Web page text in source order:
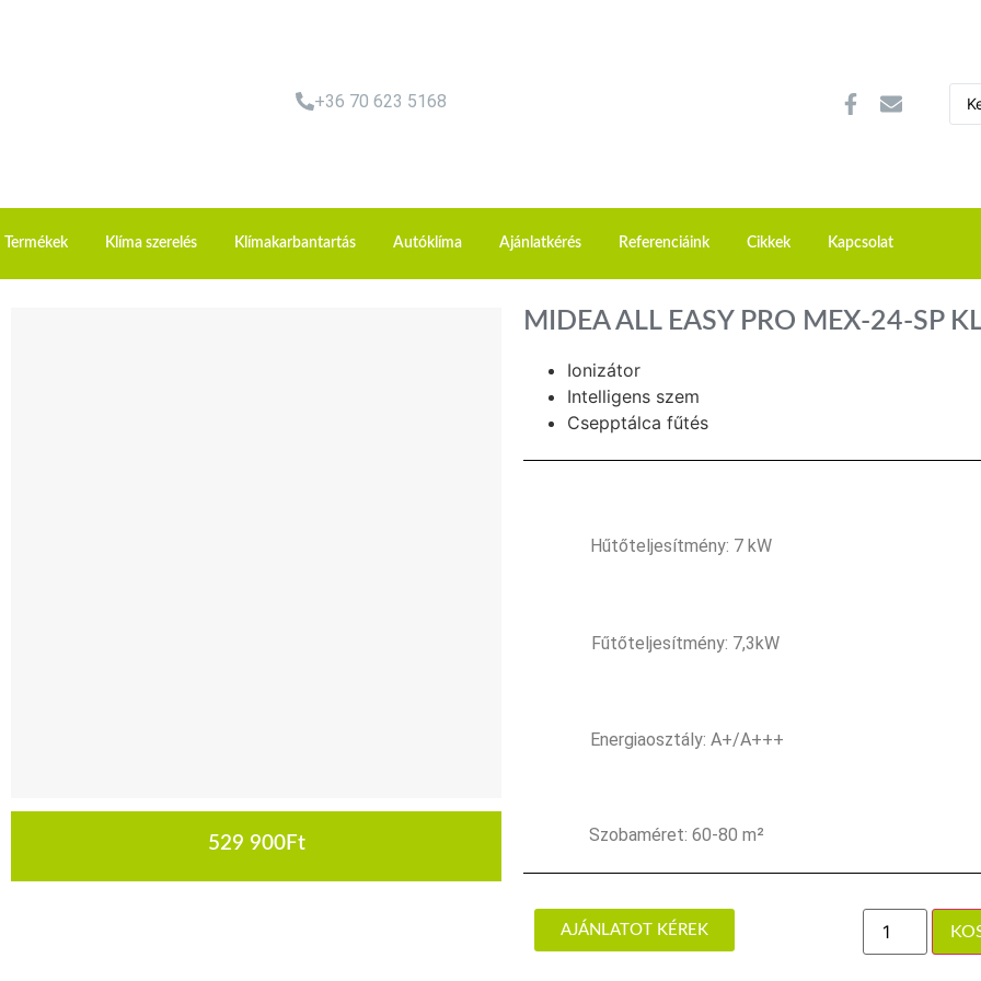
+36 70 623 5168
Termékek Klíma szerelés Klímakarbantartás Autóklíma Ajánlatkérés Referenciáink Cikkek Kapcsolat
529 900Ft
MIDEA ALL EASY PRO MEX-24-SP
Ionizátor
Intelligens szem
Csepptálca fűtés
Hűtőteljesítmény: 7 kW
Fűtőteljesítmény: 7,3kW
Energiaosztály: A+/A+++
Szobaméret: 60-80 m²
AJÁNLATOT KÉREK